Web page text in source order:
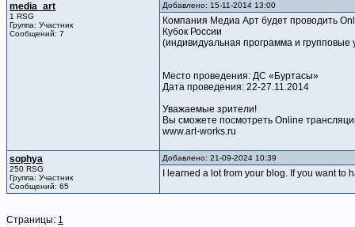
media_art
1 RSG
Группа: Участник
Сообщений: 7
Добавлено: 15-11-2014 13:00
Компания Медиа Арт будет проводить
Кубок России
(индивидуальная программа и групповые
Место проведения: ДС «Буртасы»
Дата проведения: 22-27.11.2014
Уважаемые зрители!
Вы сможете посмотреть Online
www.art-works.ru
sophya
250 RSG
Группа: Участник
Сообщений: 65
Добавлено: 21-09-2024 10:39
I learned a lot from your blog. If you want
Страницы: 1